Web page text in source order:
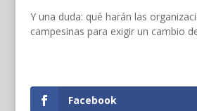
Y una duda: qué harán las
campesinas para exigir un cambio
Facebook